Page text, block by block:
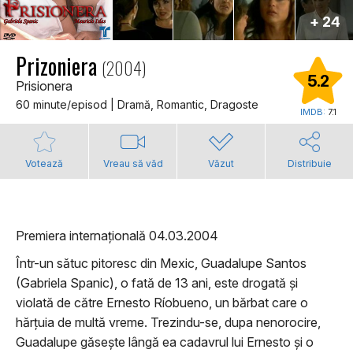
+ 24
Prizoniera (2004)
Prisionera
60 minute/episod | Dramă, Romantic, Dragoste
5.2
IMDB: 7.1
Votează Vreau să văd Văzut Distribuie
Premiera internațională 04.03.2004
Într-un sătuc pitoresc din Mexic, Guadalupe Santos
(Gabriela Spanic), o fată de 13 ani, este drogată și
violată de către Ernesto Ríobueno, un bărbat care o
hărțuia de multă vreme. Trezindu-se, dupa nenorocire,
Guadalupe găsește lângă ea cadavrul lui Ernesto și o